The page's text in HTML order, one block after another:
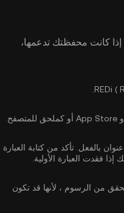
كانت محفظتك تدعمها،
بالفعل. تأكد من كتابة العبارة
فقدت العبارة الأولية.
من الرسوم ، لأنها قد تكون